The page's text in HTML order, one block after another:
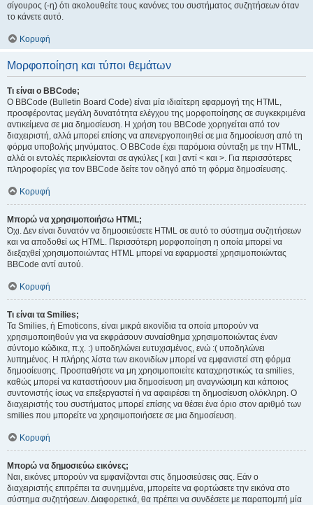
σίγουρος (-η) ότι ακολουθείτε τους κανόνες του συστήματος συζητήσεων όταν
το κάνετε αυτό.
Κορυφή
Μορφοποίηση και τύποι θεμάτων
Τι είναι ο BBCode;
Ο BBCode (Bulletin Board Code) είναι μία ιδιαίτερη εφαρμογή της HTML,
προσφέροντας μεγάλη δυνατότητα ελέγχου της μορφοποίησης σε συγκεκριμένα
αντικείμενα σε μια δημοσίευση. Η χρήση του BBCode χορηγείται από τον
διαχειριστή, αλλά μπορεί επίσης να απενεργοποιηθεί σε μια δημοσίευση από τη
φόρμα υποβολής μηνύματος. Ο BBCode έχει παρόμοια σύνταξη με την HTML,
αλλά οι εντολές περικλείονται σε αγκύλες [ και ] αντί < και >. Για περισσότερες
πληροφορίες για τον BBCode δείτε τον οδηγό από τη φόρμα δημοσίευσης.
Κορυφή
Μπορώ να χρησιμοποιήσω HTML;
Όχι. Δεν είναι δυνατόν να δημοσιεύσετε HTML σε αυτό το σύστημα συζητήσεων
και να αποδοθεί ως HTML. Περισσότερη μορφοποίηση η οποία μπορεί να
διεξαχθεί χρησιμοποιώντας HTML μπορεί να εφαρμοστεί χρησιμοποιώντας
BBCode αντί αυτού.
Κορυφή
Τι είναι τα Smilies;
Τα Smilies, ή Emoticons, είναι μικρά εικονίδια τα οποία μπορούν να
χρησιμοποιηθούν για να εκφράσουν συναίσθημα χρησιμοποιώντας έναν
σύντομο κώδικα, π.χ. :) υποδηλώνει ευτυχισμένος, ενώ :( υποδηλώνει
λυπημένος. Η πλήρης λίστα των εικονιδίων μπορεί να εμφανιστεί στη φόρμα
δημοσίευσης. Προσπαθήστε να μη χρησιμοποιείτε καταχρηστικώς τα smilies,
καθώς μπορεί να καταστήσουν μια δημοσίευση μη αναγνώσιμη και κάποιος
συντονιστής ίσως να επεξεργαστεί ή να αφαιρέσει τη δημοσίευση ολόκληρη. Ο
διαχειριστής του συστήματος μπορεί επίσης να θέσει ένα όριο στον αριθμό των
smilies που μπορείτε να χρησιμοποιήσετε σε μια δημοσίευση.
Κορυφή
Μπορώ να δημοσιεύω εικόνες;
Ναι, εικόνες μπορούν να εμφανίζονται στις δημοσιεύσεις σας. Εάν ο
διαχειριστής επιτρέπει τα συνημμένα, μπορείτε να φορτώσετε την εικόνα στο
σύστημα συζητήσεων. Διαφορετικά, θα πρέπει να συνδέσετε με παραπομπή μία